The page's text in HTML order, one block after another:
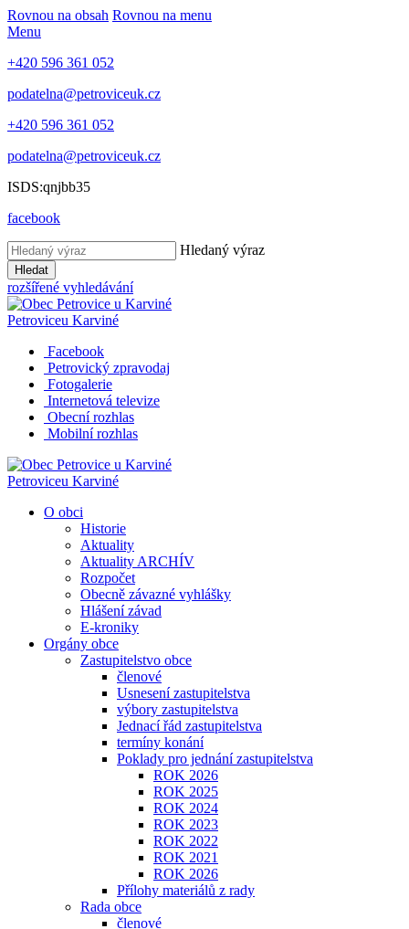
Rovnou na obsah Rovnou na menu
Menu
+420 596 361 052
podatelna@petroviceuk.cz
+420 596 361 052
podatelna@petroviceuk.cz
ISDS:qnjbb35
facebook
Hledaný výraz
Hledat
rozšířené vyhledávání
Petroviceu Karviné
Facebook
Petrovický zpravodaj
Fotogalerie
Internetová televize
Obecní rozhlas
Mobilní rozhlas
Petroviceu Karviné
O obci
Historie
Aktuality
Aktuality ARCHÍV
Rozpočet
Obecně závazné vyhlášky
Hlášení závad
E-kroniky
Orgány obce
Zastupitelstvo obce
členové
Usnesení zastupitelstva
výbory zastupitelstva
Jednací řád zastupitelstva
termíny konání
Poklady pro jednání zastupitelstva
ROK 2026
ROK 2025
ROK 2024
ROK 2023
ROK 2022
ROK 2021
ROK 2026
Přílohy materiálů z rady
Rada obce
členové